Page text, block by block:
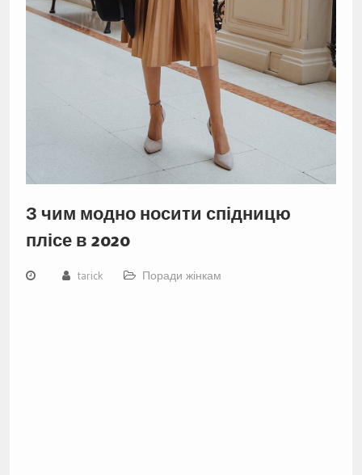
З чим модно носити спідницю
плісе в 2020
tarick Поради жінкам